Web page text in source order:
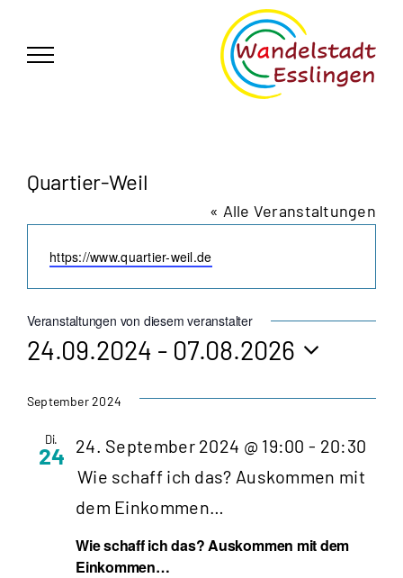
springen
Quartier-Weil
« Alle Veranstaltungen
Webseite
https://www.quartier-weil.de
Veranstaltungen von diesem veranstalter
24.09.2024 - 07.08.2026
wählen.
September 2024
Di.
24
Wie schaff ich das? Auskommen mit dem
Einkommen…
24. September 2024 @ 19:00 - 20:30
Wie schaff ich das? Auskommen mit
dem Einkommen…